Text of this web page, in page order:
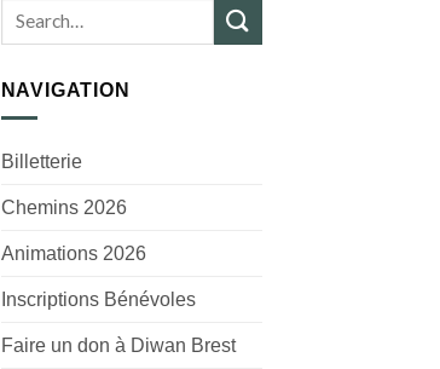
NAVIGATION
Billetterie
Chemins 2026
Animations 2026
Inscriptions Bénévoles
Faire un don à Diwan Brest